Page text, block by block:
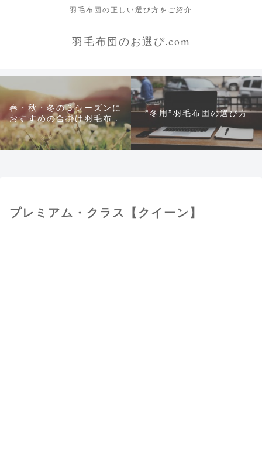
羽毛布団の正しい選び方をご紹介
羽毛布団のお選び.com
春・秋・冬の３シーズンに
おすすめの合掛け羽毛布団
について
”冬用”羽毛布団の選び方
プレミアム・クラス【クイーン】